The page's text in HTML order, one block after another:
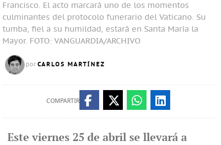
Francisco. El acto marcará uno de los momentos
culminantes del protocolo funerario del Vaticano. Su
tumba, fiel a su humildad, estará en Santa María la
Mayor. FOTO: VANGUARDIA/ARCHIVO
por CARLOS MARTÍNEZ
COMPARTIR
Este viernes 25 de abril se llevará a